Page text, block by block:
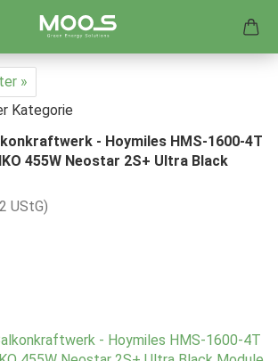
»
Kategorie
- Hoymiles HMS-1600-4T
455W Neostar 2S+ Ultra Black
UStG)